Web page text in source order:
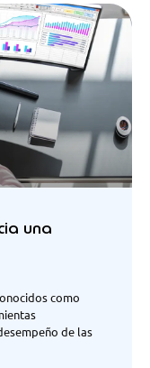
una
como
de las